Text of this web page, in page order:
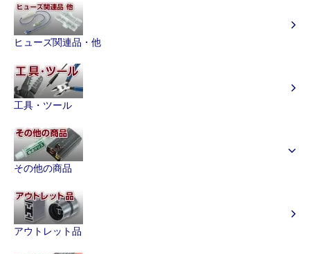
ヒューズ関連品・他
工具・ツール
その他の商品
アウトレット品